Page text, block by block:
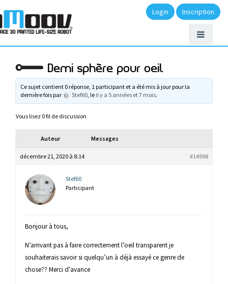
Login Inscription
Demi sphère pour oeil
Ce sujet contient 0 réponse, 1 participant et a été mis à jour pour la
dernière fois par
Stef60, le il y a 5 années et 7 mois.
Vous lisez 0 fil de discussion
Auteur Messages
décembre 21, 2020 à 8:14 #14998
Stef60
Participant
Bonjour à tous,
N’arrivant pas à faire correctement l’oeil transparent je
souhaiterais savoir si quelqu’un à déjà essayé ce genre de
chose?? Merci d’avance